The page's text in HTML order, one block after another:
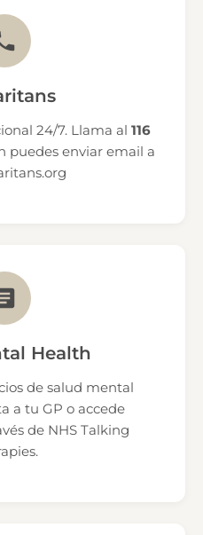
24/7. Llama al 116
puedes enviar email a
Health
de salud mental
a tu GP o accede
de NHS Talking